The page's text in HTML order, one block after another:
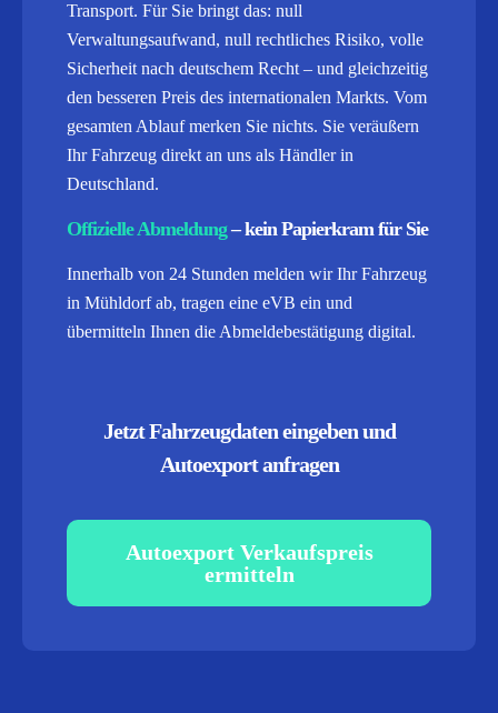
Transport. Für Sie bringt das: null
Verwaltungsaufwand, null rechtliches Risiko, volle
Sicherheit nach deutschem Recht – und gleichzeitig
den besseren Preis des internationalen Markts. Vom
gesamten Ablauf merken Sie nichts. Sie veräußern
Ihr Fahrzeug direkt an uns als Händler in
Deutschland.
Offizielle Abmeldung– kein Papierkram für Sie
Innerhalb von 24 Stunden melden wir Ihr Fahrzeug
in Mühldorf ab, tragen eine eVB ein und
übermitteln Ihnen die Abmeldebestätigung digital.
Jetzt Fahrzeugdaten eingeben und
Autoexport anfragen
Autoexport Verkaufspreis
ermitteln